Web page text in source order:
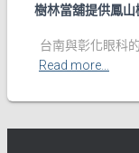
樹林當舖提供鳳
台南與彰化眼科
Read more…